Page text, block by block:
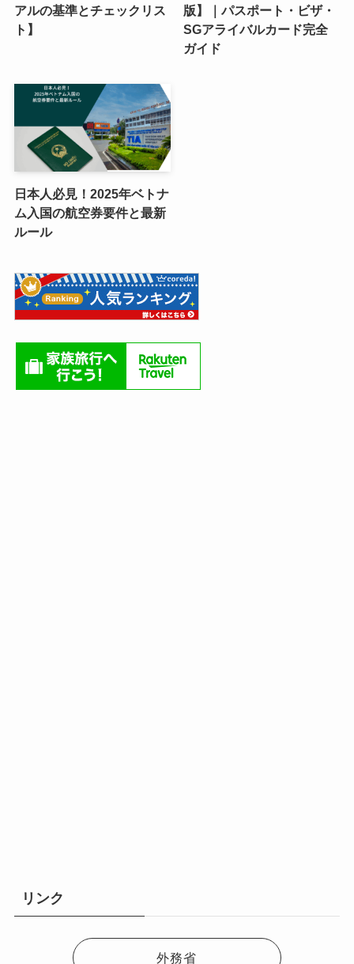
アルの基準とチェックリス
ト】
版】｜パスポート・ビザ・
SGアライバルカード完全
ガイド
日本人必見！2025年ベトナ
ム入国の航空券要件と最新
ルール
リンク
外務省